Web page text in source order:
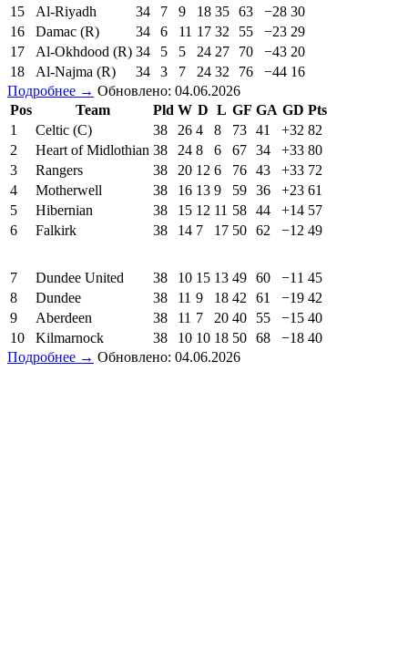
15
Al-Riyadh 34 7 9 18 35 63 −28 30
16
Damac (R) 34 6 11 17 32 55 −23 29
17
Al-Okhdood (R) 34 5 5 24 27 70 −43 20
18
Al-Najma (R) 34 3 7 24 32 76 −44 16
Подробнее → Обновлено: 04.06.2026
Pos
Team Pld W D L GF GA GD Pts
1
Celtic (C) 38 26 4 8 73 41 +32 82
2
Heart of Midlothian 38 24 8 6 67 34 +33 80
3
Rangers 38 20 12 6 76 43 +33 72
4
Motherwell 38 16 13 9 59 36 +23 61
5
Hibernian 38 15 12 11 58 44 +14 57
6
Falkirk 38 14 7 17 50 62 −12 49
7 Dundee United 38 10 15 13 49 60 −11 45
8
Dundee 38 11 9 18 42 61 −19 42
9
Aberdeen 38 11 7 20 40 55 −15 40
10
Kilmarnock 38 10 10 18 50 68 −18 40
Подробнее → Обновлено: 04.06.2026